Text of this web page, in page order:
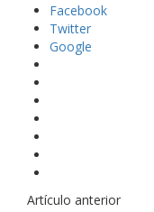
Facebook
Twitter
Google
Artículo anterior